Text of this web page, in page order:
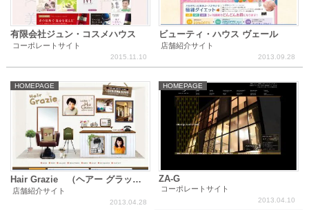
有限会社ジュン・コスメハウス
2015.11.10
コーポレートサイト
ビューティ・ハウス ヴェール
2013.09.28
店舗紹介サイト
HOMEPAGE
Hair Grazie （ヘアー グラッチ
ェ）
2013.04.28
店舗紹介サイト
HOMEPAGE
ZA-G
2013.04.10
コーポレートサイト